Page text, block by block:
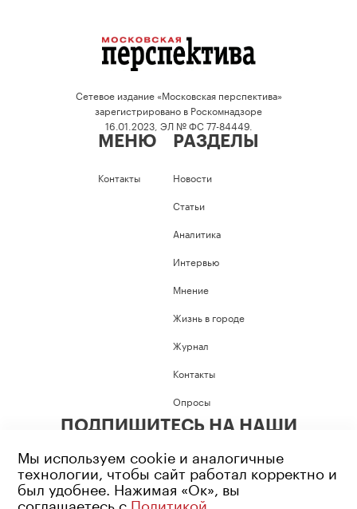
Сетевое издание «Московская перспектива»
зарегистрировано в Роскомнадзоре
16.01.2023, ЭЛ № ФС 77-84449.
МЕНЮ
Контакты
РАЗДЕЛЫ
Новости
Статьи
Аналитика
Интервью
Мнение
Жизнь в городе
Журнал
Контакты
Опросы
ПОДПИШИТЕСЬ НА НАШИ
Мы используем cookie и аналогичные
технологии, чтобы сайт работал корректно и
был удобнее. Нажимая «Ок», вы
соглашаетесь с Политикой